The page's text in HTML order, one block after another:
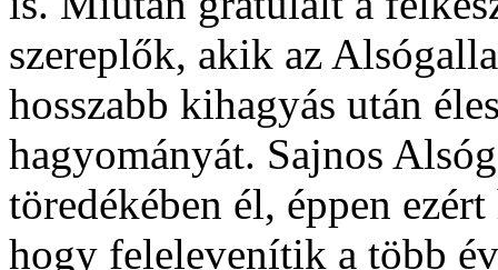
szereplők, akik az
hosszabb kihagyás után
hagyományát. Sajnos
töredékében él, éppen
hogy felelevenítik a több